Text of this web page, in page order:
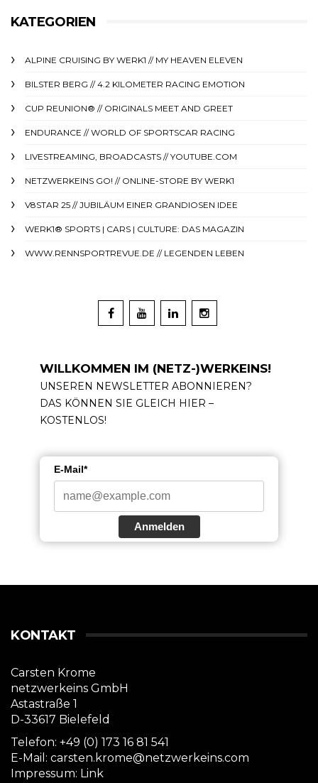
KATEGORIEN
ALPINE CRUISING BY WERK1 // MY HEAVEN ELEVEN
BILSTER BERG // 4.2 KILOMETER RACING EMOTION
CUP REUNION® // ORIGINALS MEET AND GREET
ENDURANCE // WORLD OF SPORTSCAR RACING
LIVESTREAMING, BROADCASTS // YOUTUBE.COM
NETZWERKEINS GO! // ONLINE-STORE BY WERK1
V8STAR 25 // JUBILÄUM EINER GRANDIOSEN IDEE
WERK1® SPORTS | CARS | CULTURE: DAS MAGAZIN
WWW.RENNSPORTREVUE.DE // LEGENDEN LEBEN
WILLKOMMEN IM (NETZ-)WERKEINS!
UNSEREN NEWSLETTER ABONNIEREN?
DAS KÖNNEN SIE GLEICH HIER –
KOSTENLOS!
E-Mail*
Anmelden
KONTAKT
Carsten Krome
netzwerkeins GmbH
Astastraße 1
D-33617 Bielefeld
Telefon: +49 (0) 173 16 81 541
E-Mail: carsten.krome@netzwerkeins.com
Impressum: Link